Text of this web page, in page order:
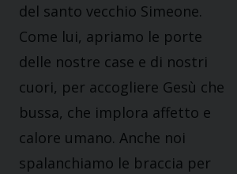
del santo vecchio Simeone.
Come lui, apriamo le porte
delle nostre case e di nostri
cuori, per accogliere Gesù che
bussa, che implora affetto e
calore umano. Anche noi
spalanchiamo le braccia per